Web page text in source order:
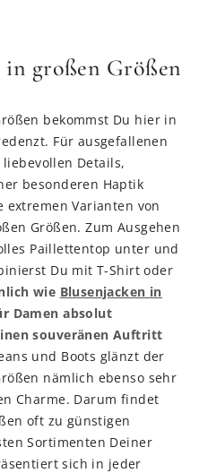
in großen Größen
bekommst Du hier in
Für ausgefallenen
Details,
besonderen Haptik
Varianten von
Größen. Zum Ausgehen
Paillettentop unter und
Du mit T-Shirt oder
wie Blusenjacken in
Damen absolut
souveränen Auftritt
und Boots glänzt der
nämlich ebenso sehr
Charme. Darum findet
oft zu günstigen
Sortimenten Deiner
sich in jeder